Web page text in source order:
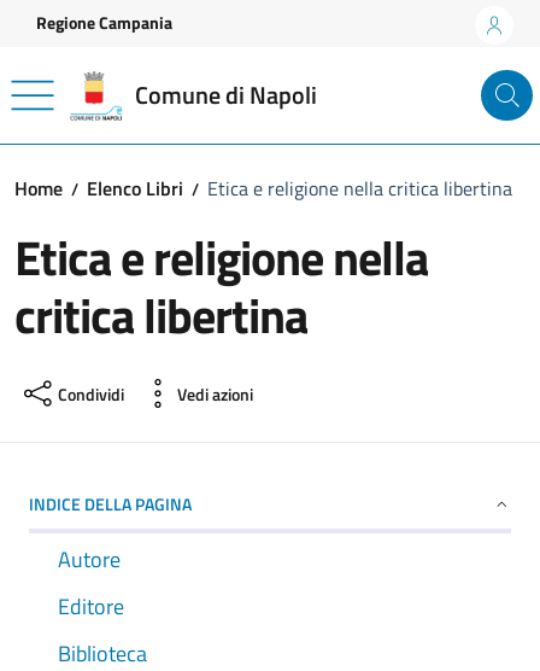
Vai ai contenuti
Vai al footer
Regione Campania
Comune di Napoli
Home Elenco Libri Etica e religione nella critica libertina
Etica e religione nella
critica libertina
Condividi Vedi azioni
INDICE DELLA PAGINA
Autore
Editore
Biblioteca